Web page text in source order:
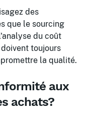
des
que le sourcing
du coût
toujours
la qualité.
aux
achats?